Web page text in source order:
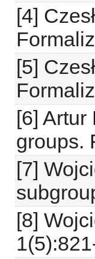
[4]
[5]
[6] Artur
groups.
[7]
[8]